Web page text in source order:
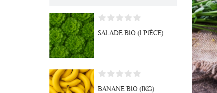
SALADE BIO (1 PIÈCE)
BANANE BIO (1KG)